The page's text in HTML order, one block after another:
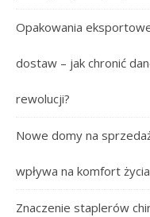
Opakowania
dostaw – jak chronić
rewolucji?
Nowe domy na
wpływa na komfort
Znaczenie staplerów